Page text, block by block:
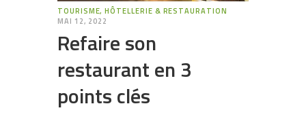
TOURISME, HÔTELLERIE & RESTAURATION
MAI 12, 2022
Refaire son
restaurant en 3
points clés